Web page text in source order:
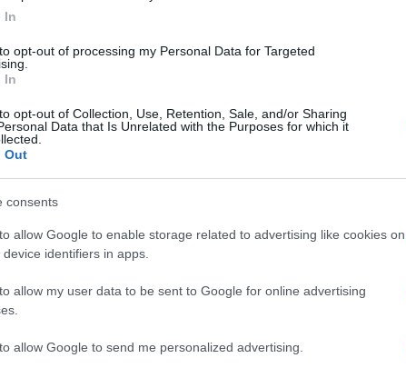
In
opt-out of processing my Personal Data for Targeted
In
opt-out of Collection, Use, Retention, Sale, and/or Sharing
Data that Is Unrelated with the Purposes for which it
Out
consents
allow Google to enable storage related to advertising like cookies on
identifiers in apps.
allow my user data to be sent to Google for online advertising
allow Google to send me personalized advertising.